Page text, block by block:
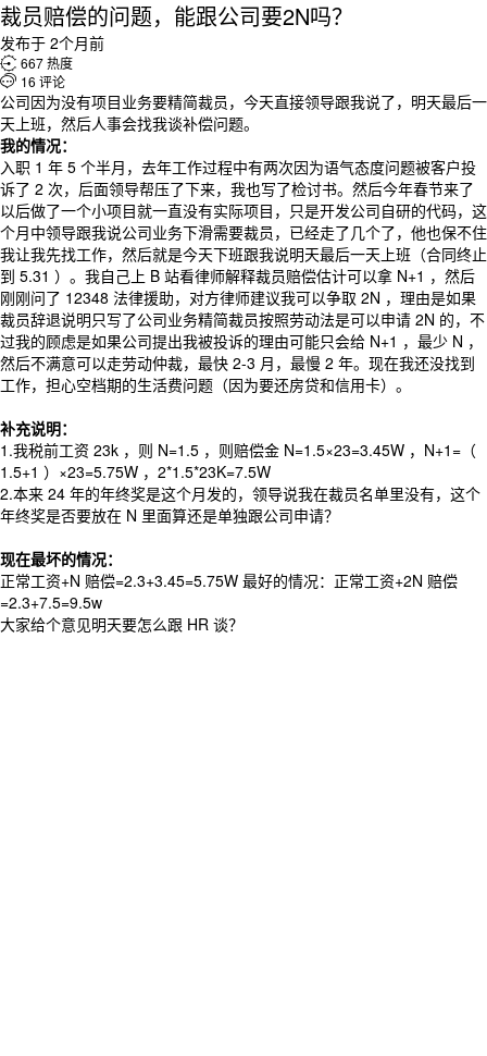
裁员赔偿的问题，能跟公司要2N吗？
发布于 2个月前
 667 热度
 16 评论
公司因为没有项目业务要精简裁员，今天直接领导跟我说了，明天最后一
天上班，然后人事会找我谈补偿问题。
我的情况：
入职 1 年 5 个半月，去年工作过程中有两次因为语气态度问题被客户投
诉了 2 次，后面领导帮压了下来，我也写了检讨书。然后今年春节来了
以后做了一个小项目就一直没有实际项目，只是开发公司自研的代码，这
个月中领导跟我说公司业务下滑需要裁员，已经走了几个了，他也保不住
我让我先找工作，然后就是今天下班跟我说明天最后一天上班（合同终止
到 5.31 ）。我自己上 B 站看律师解释裁员赔偿估计可以拿 N+1 ，然后
刚刚问了 12348 法律援助，对方律师建议我可以争取 2N ，理由是如果
裁员辞退说明只写了公司业务精简裁员按照劳动法是可以申请 2N 的，不
过我的顾虑是如果公司提出我被投诉的理由可能只会给 N+1 ，最少 N ，
然后不满意可以走劳动仲裁，最快 2-3 月，最慢 2 年。现在我还没找到
工作，担心空档期的生活费问题（因为要还房贷和信用卡）。
补充说明：
1.我税前工资 23k ，则 N=1.5 ，则赔偿金 N=1.5×23=3.45W ，N+1=（
1.5+1 ）×23=5.75W ，2*1.5*23K=7.5W
2.本来 24 年的年终奖是这个月发的，领导说我在裁员名单里没有，这个
年终奖是否要放在 N 里面算还是单独跟公司申请？
现在最坏的情况：
正常工资+N 赔偿=2.3+3.45=5.75W 最好的情况：正常工资+2N 赔偿
=2.3+7.5=9.5w
大家给个意见明天要怎么跟 HR 谈？